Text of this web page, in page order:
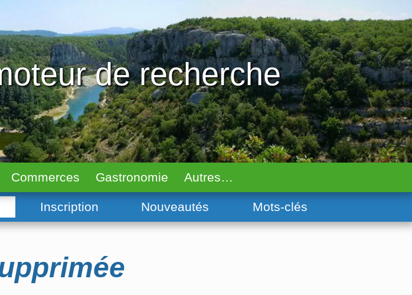
de recherche
Commerces Gastronomie Autres…
Inscription Nouveautés Mots-clés